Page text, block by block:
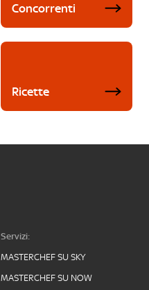
Concorrenti
Ricette
Servizi:
MASTERCHEF SU SKY
MASTERCHEF SU NOW